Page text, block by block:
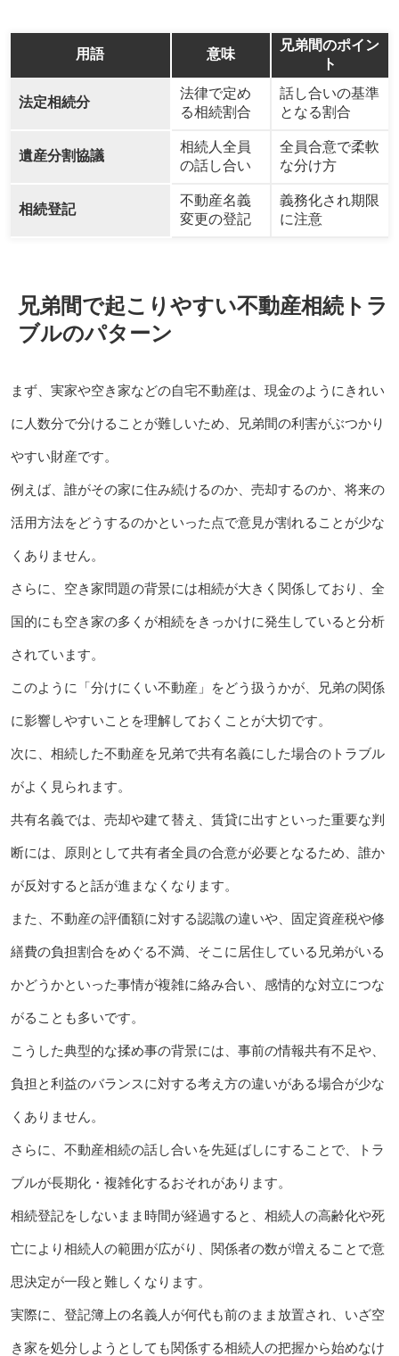
用語 意味
兄弟間のポイン
ト
法定相続分
法律で定め
る相続割合
話し合いの基準
となる割合
遺産分割協議
相続人全員
の話し合い
全員合意で柔軟
な分け方
相続登記
不動産名義
変更の登記
義務化され期限
に注意
兄弟間で起こりやすい不動産相続トラ
ブルのパターン
まず、実家や空き家などの自宅不動産は、現金のようにきれい
に人数分で分けることが難しいため、兄弟間の利害がぶつかり
やすい財産です。
例えば、誰がその家に住み続けるのか、売却するのか、将来の
活用方法をどうするのかといった点で意見が割れることが少な
くありません。
さらに、空き家問題の背景には相続が大きく関係しており、全
国的にも空き家の多くが相続をきっかけに発生していると分析
されています。
このように「分けにくい不動産」をどう扱うかが、兄弟の関係
に影響しやすいことを理解しておくことが大切です。
次に、相続した不動産を兄弟で共有名義にした場合のトラブル
がよく見られます。
共有名義では、売却や建て替え、賃貸に出すといった重要な判
断には、原則として共有者全員の合意が必要となるため、誰か
が反対すると話が進まなくなります。
また、不動産の評価額に対する認識の違いや、固定資産税や修
繕費の負担割合をめぐる不満、そこに居住している兄弟がいる
かどうかといった事情が複雑に絡み合い、感情的な対立につな
がることも多いです。
こうした典型的な揉め事の背景には、事前の情報共有不足や、
負担と利益のバランスに対する考え方の違いがある場合が少な
くありません。
さらに、不動産相続の話し合いを先延ばしにすることで、トラ
ブルが長期化・複雑化するおそれがあります。
相続登記をしないまま時間が経過すると、相続人の高齢化や死
亡により相続人の範囲が広がり、関係者の数が増えることで意
思決定が一段と難しくなります。
実際に、登記簿上の名義人が何代も前のまま放置され、いざ空
き家を処分しようとしても関係する相続人の把握から始めなけ